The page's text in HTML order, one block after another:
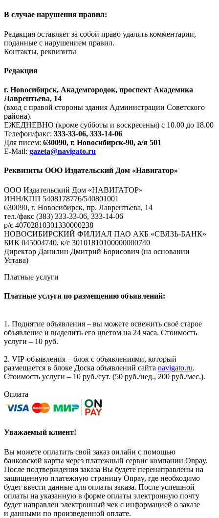
В случае нарушения правил:
Редакция оставляет за собой право удалять комментарии,
поданные с нарушением правил.
Контакты, реквизиты
Редакция
г. Новосибирск, Академгородок, проспект Академика
Лаврентьева, 14
(вход с правой стороны здания Администрации Советского
района).
ЕЖЕДНЕВНО (кроме субботы и воскресенья) с 10.00 до 18.00
Телефон/факс: 333-33-06, 333-14-06
Для писем: 630090, г. Новосибирск-90, а/я 501
E-Mail: gazeta@navigato.ru
Реквизиты ООО Издательский Дом «Навигатор»
ООО Издательский Дом «НАВИГАТОР»
ИНН/КПП 5408178776/540801001
630090, г. Новосибирск, пр. Лаврентьева, 14
тел./факс (383) 333-33-06, 333-14-06
р/с 40702810301330000238
НОВОСИБИРСКИЙ ФИЛИАЛ ПАО АКБ «СВЯЗЬ-БАНК»
БИК 045004740, к/с 30101810100000000740
Директор Данилин Дмитрий Борисович (на основании
Устава)
Платные услуги
Платные услуги по размещению объявлений:
1. Поднятие объявления – вы можете освежить своё старое
объявление и выделить его цветом на 24 часа. Стоимость
услуги – 10 руб.
2. VIP-объявления – блок с объявлениями, который
размещается в блоке Доска объявлений сайта navigato.ru.
Стоимость услуги – 10 руб./сут. (50 руб./нед., 200 руб./мес.).
Оплата
Уважаемый клиент!
Вы можете оплатить свой заказ онлайн с помощью
банковской карты через платежный сервис компании Onpay.
После подтверждения заказа Вы будете перенаправлены на
защищенную платежную страницу Onpay, где необходимо
будет ввести данные для оплаты заказа. После успешной
оплаты на указанную в форме оплаты электронную почту
будет направлен электронный чек с информацией о заказе
и данными по произведенной оплате.